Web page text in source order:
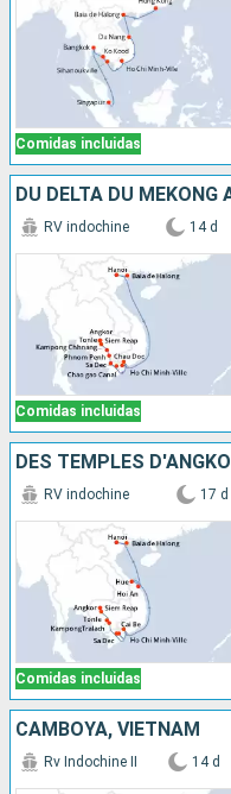
Comidas incluidas
Comidas incluidas
RV indochine 14 d
Comidas incluidas
RV indochine 17 d
CAMBOYA, VIETNAM
Rv Indochine II 14 d